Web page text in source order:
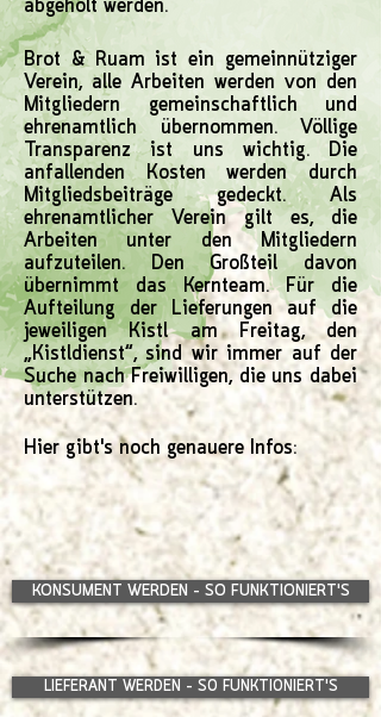
abgeholt werden.
Brot & Ruam ist ein gemeinnütziger
Verein, alle Arbeiten werden von den
Mitgliedern gemeinschaftlich und
ehrenamtlich übernommen. Völlige
Transparenz ist uns wichtig. Die
anfallenden Kosten werden durch
Mitgliedsbeiträge gedeckt. Als
ehrenamtlicher Verein gilt es, die
Arbeiten unter den Mitgliedern
aufzuteilen. Den Großteil davon
übernimmt das Kernteam. Für die
Aufteilung der Lieferungen auf die
jeweiligen Kistl am Freitag, den
„Kistldienst“, sind wir immer auf der
Suche nach Freiwilligen, die uns dabei
unterstützen.
Hier gibt's noch genauere Infos:
KONSUMENT WERDEN - SO FUNKTIONIERT'S
LIEFERANT WERDEN - SO FUNKTIONIERT'S